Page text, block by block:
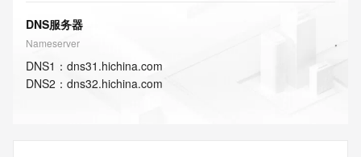
DNS服务器
Nameserver
DNS1 ： dns31.hichina.com
DNS2 ： dns32.hichina.com